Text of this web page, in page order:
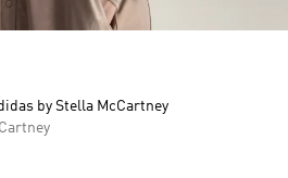
by Stella McCartney